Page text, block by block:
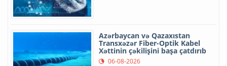
Azərbaycan və Qazaxıstan
Transxəzər Fiber-Optik Kabel
Xəttinin çəkilişini başa çatdırıb
06-08-2026